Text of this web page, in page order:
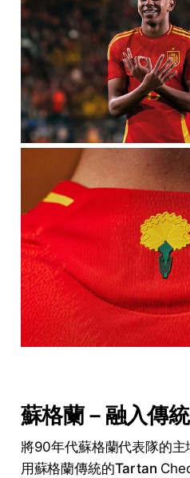
蘇格蘭－融入傳
將90年代蘇格蘭代表隊的
用蘇格蘭傳統的Tartan